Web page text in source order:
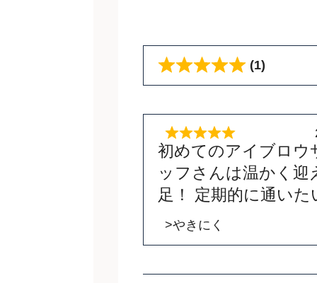
(1)
初めてのアイブロウ
ッフさんは温かく
足！ 定期的に通い
>やきにく